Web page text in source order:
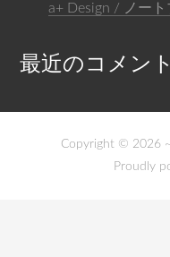
a+ Design / ノート
最近のコメント
Copyright © 2026 ~
Proudly